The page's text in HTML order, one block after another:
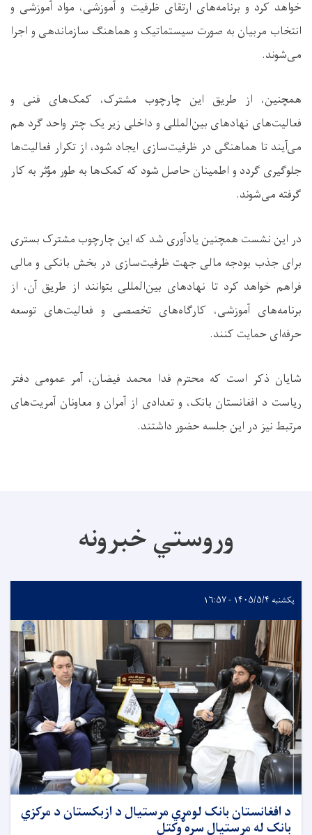
خواهد کرد و برنامه‌های ارتقای ظرفیت و آموزشی، مواد آموزشی و
انتخاب مربیان به صورت سیستماتیک و هماهنگ سازماندهی و اجرا
می‌شوند.
همچنین، از طریق این چارچوب مشترک، کمک‌های فنی و
فعالیت‌های نهادهای بین‌المللی و داخلی زیر یک چتر واحد گرد هم
می‌آیند تا هماهنگی در ظرفیت‌سازی ایجاد شود، از تکرار فعالیت‌ها
جلوگیری گردد و اطمینان حاصل شود که کمک‌ها به طور مؤثر به کار
گرفته می‌شوند.
در این نشست همچنین یادآوری شد که این چارچوب مشترک بستری
برای جذب بودجه مالی جهت ظرفیت‌سازی در بخش بانکی و مالی
فراهم خواهد کرد تا نهادهای بین‌المللی بتوانند از طریق آن، از
برنامه‌های آموزشی، کارگاه‌های تخصصی و فعالیت‌های توسعه
حرفه‌ای حمایت کنند.
شایان ذکر است که محترم فدا محمد فیضان، آمر عمومی دفتر
ریاست د افغانستان بانک، و تعدادی از آمران و معاونان آمریت‌های
مرتبط نیز در این جلسه حضور داشتند.
وروستي خبرونه
یکشنبه ۱۴۰۵/۵/۴ - ۱۶:۵۷
د افغانستان بانک لومړي مرستیال د ازبکستان د مرکزي
بانک له مرستیال سره وکتل